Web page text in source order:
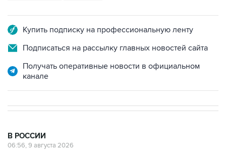
Купить подписку на профессиональную ленту
Подписаться на рассылку главных новостей сайта
Получать оперативные новости в официальном
канале
В РОССИИ
06:56, 9 августа 2026